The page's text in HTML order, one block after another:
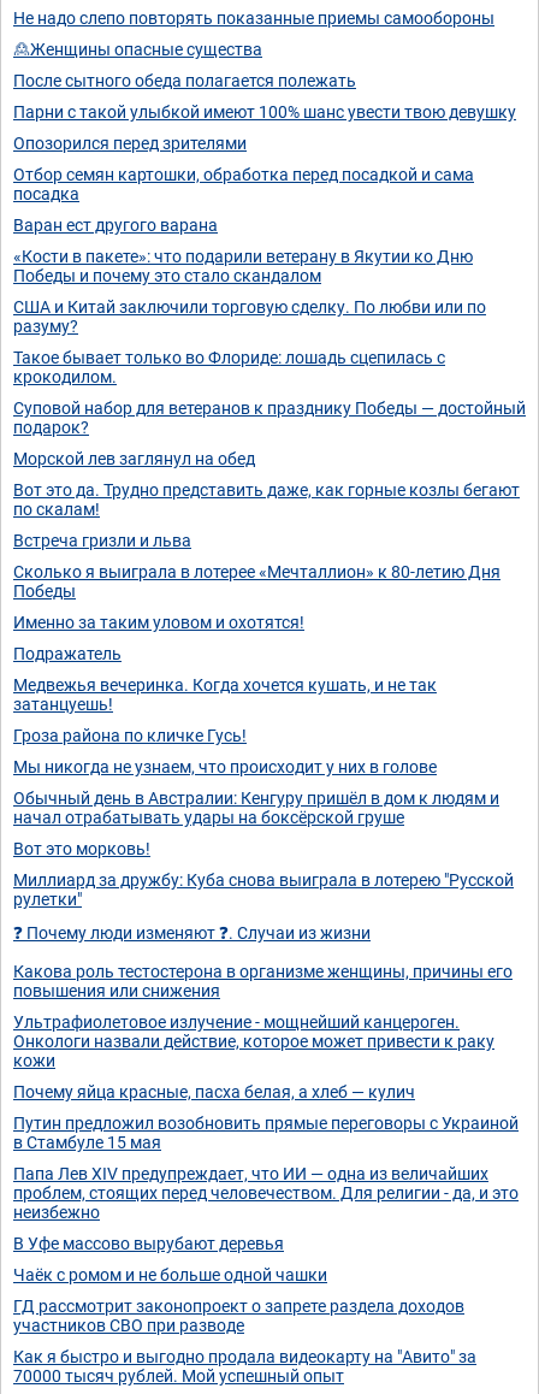
Не надо слепо повторять показанные приемы самообороны
🙎Женщины опасные существа
После сытного обеда полагается полежать
Парни с такой улыбкой имеют 100% шанс увести твою девушку
Опозорился перед зрителями
Отбор семян картошки, обработка перед посадкой и сама
посадка
Варан ест другого варана
«Кости в пакете»: что подарили ветерану в Якутии ко Дню
Победы и почему это стало скандалом
США и Китай заключили торговую сделку. По любви или по
разуму?
Такое бывает только во Флориде: лошадь сцепилась с
крокодилом.
Суповой набор для ветеранов к празднику Победы — достойный
подарок?
Морской лев заглянул на обед
Вот это да. Трудно представить даже, как горные козлы бегают
по скалам!
Встреча гризли и льва
Сколько я выиграла в лотерее «Мечталлион» к 80-летию Дня
Победы
Именно за таким уловом и охотятся!
Подражатель
Медвежья вечеринка. Когда хочется кушать, и не так
затанцуешь!
Гроза района по кличке Гусь!
Мы никогда не узнаем, что происходит у них в голове
Обычный день в Австралии: Кенгуру пришёл в дом к людям и
начал отрабатывать удары на боксёрской груше
Вот это морковь!
Миллиард за дружбу: Куба снова выиграла в лотерею "Русской
рулетки"
❓ Почему люди изменяют ❓. Случаи из жизни
Какова роль тестостерона в организме женщины, причины его
повышения или снижения
Ультрафиолетовое излучение - мощнейший канцероген.
Онкологи назвали действие, которое может привести к раку
кожи
Почему яйца красные, пасха белая, а хлеб — кулич
Путин предложил возобновить прямые переговоры с Украиной
в Стамбуле 15 мая
Папа Лев XIV предупреждает, что ИИ — одна из величайших
проблем, стоящих перед человечеством. Для религии - да, и это
неизбежно
В Уфе массово вырубают деревья
Чаёк с ромом и не больше одной чашки
ГД рассмотрит законопроект о запрете раздела доходов
участников СВО при разводе
Как я быстро и выгодно продала видеокарту на "Авито" за
70000 тысяч рублей. Мой успешный опыт